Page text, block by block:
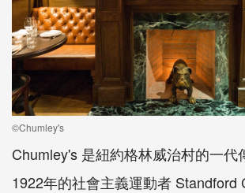
©Chumley's
Chumley's 是紐約格林威治村的一代
1922年的社會主義運動者 Standford